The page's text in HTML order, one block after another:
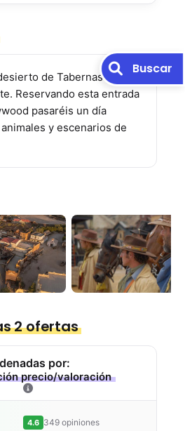
de Tabernas y un
Reservando esta entrada
pasaréis un día
y escenarios de
2 ofertas
por:
precio/valoración
4.6 349 opiniones
Buscar